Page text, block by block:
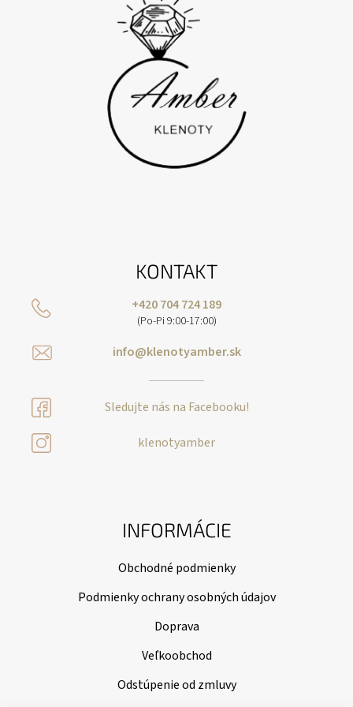
KONTAKT
+420 704 724 189
(Po-Pi 9:00-17:00)
info@klenotyamber.sk
Sledujte nás na Facebooku!
klenotyamber
INFORMÁCIE
Obchodné podmienky
Podmienky ochrany osobných údajov
Doprava
Veľkoobchod
Odstúpenie od zmluvy